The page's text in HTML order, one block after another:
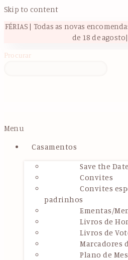
Skip to content
FÉRIAS | Todas as novas
de 18 de agosto|
Procurar
Menu
Casamentos
Save the Date
Convites
Convites
padrinhos
Ementas/
Livros de
Livros de
Marcadores
Plano de